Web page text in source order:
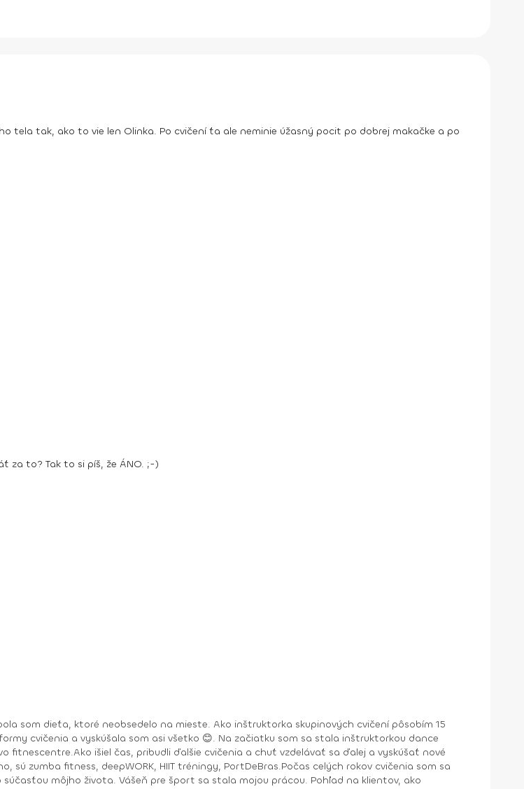
tak, ako to vie len Olinka. Po cvičení ťa ale neminie úžasný pocit po dobrej makačke a po
za to? Tak to si píš, že ÁNO. ;-)
som dieťa, ktoré neobsedelo na mieste. Ako inštruktorka skupinových cvičení pôsobím 15
cvičenia a vyskúšala som asi všetko 😊. Na začiatku som sa stala inštruktorkou dance
išiel čas, pribudli ďalšie cvičenia a chuť vzdelávať sa ďalej a vyskúšať nové
zumba fitness, deepWORK, HIIT tréningy, PortDeBras.Počas celých rokov cvičenia som sa
môjho života. Vášeň pre šport sa stala mojou prácou. Pohľad na klientov, ako